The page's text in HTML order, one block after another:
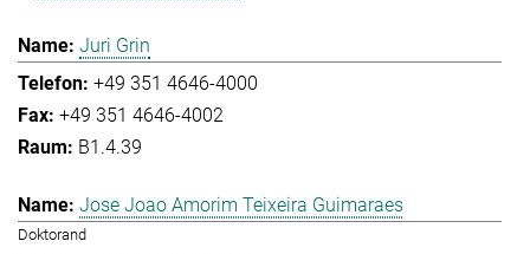
Juri Grin
+49 351 4646-4000
+49 351 4646-4002
B1.4.39
Jose Joao Amorim Teixeira Guimaraes
Doktorand